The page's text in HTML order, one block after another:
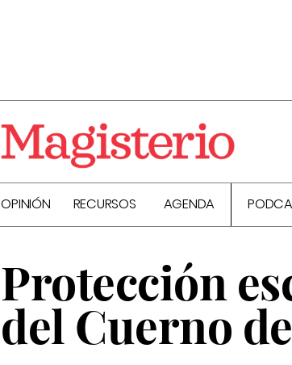
OPINIÓN RECURSOS AGENDA
Protección
del Cuerno